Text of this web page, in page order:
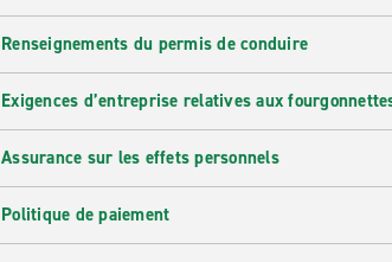
Renseignements du permis de conduire
Exigences d’entreprise relatives aux
Assurance sur les effets personnels
Politique de paiement